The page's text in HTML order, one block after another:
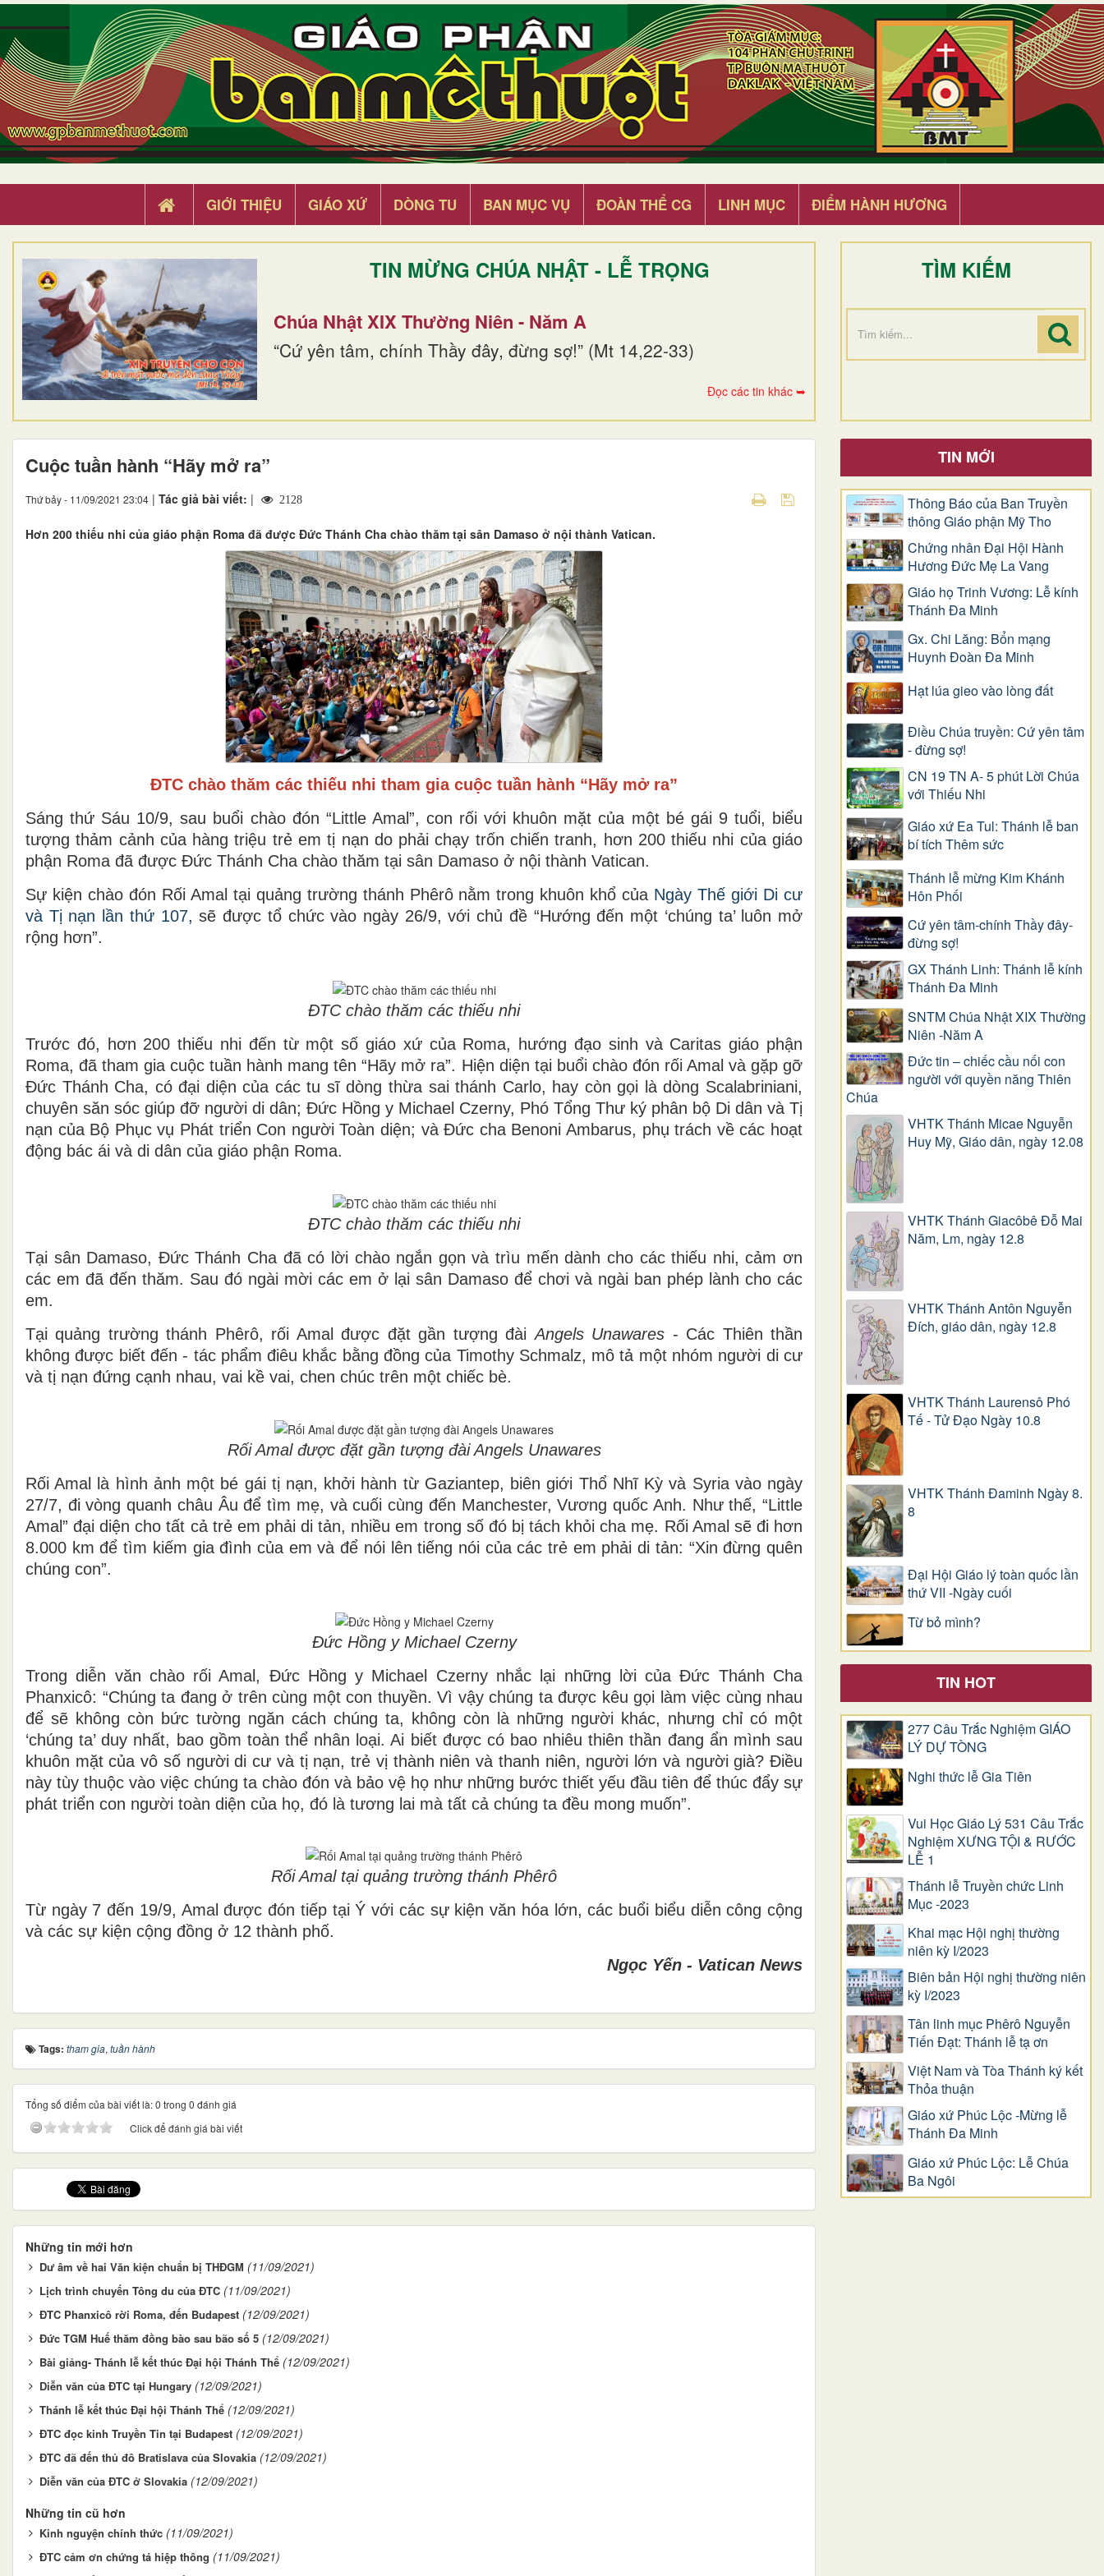
GIỚI THIỆU GIÁO XỨ DÒNG TU BAN MỤC VỤ ĐOÀN THỂ CG LINH MỤC ĐIỂM HÀNH HƯƠNG
TIN MỪNG CHÚA NHẬT - LỄ TRỌNG
Chúa Nhật XIX Thường Niên - Năm A
“Cứ yên tâm, chính Thầy đây, đừng sợ!” (Mt 14,22-33)
Đọc các tin khác ➥
TÌM KIẾM
Cuộc tuần hành “Hãy mở ra”
Thứ bảy - 11/09/2021 23:04 | Tác giả bài viết: | 2128
Hơn 200 thiếu nhi của giáo phận Roma đã được Đức Thánh Cha chào thăm tại sân Damaso ở nội thành Vatican.
ĐTC chào thăm các thiếu nhi tham gia cuộc tuần hành “Hãy mở ra”
Sáng thứ Sáu 10/9, sau buổi chào đón “Little Amal”, con rối với khuôn mặt của một bé gái 9 tuổi, biểu
tượng thảm cảnh của hàng triệu trẻ em tị nạn do phải chạy trốn chiến tranh, hơn 200 thiếu nhi của giáo
phận Roma đã được Đức Thánh Cha chào thăm tại sân Damaso ở nội thành Vatican.
Sự kiện chào đón Rối Amal tại quảng trường thánh Phêrô nằm trong khuôn khổ của Ngày Thế giới Di cư
và Tị nạn lần thứ 107, sẽ được tổ chức vào ngày 26/9, với chủ đề “Hướng đến một ‘chúng ta’ luôn mở
rộng hơn”.
ĐTC chào thăm các thiếu nhi
Trước đó, hơn 200 thiếu nhi đến từ một số giáo xứ của Roma, hướng đạo sinh và Caritas giáo phận
Roma, đã tham gia cuộc tuần hành mang tên “Hãy mở ra”. Hiện diện tại buổi chào đón rối Amal và gặp gỡ
Đức Thánh Cha, có đại diện của các tu sĩ dòng thừa sai thánh Carlo, hay còn gọi là dòng Scalabriniani,
chuyên săn sóc giúp đỡ người di dân; Đức Hồng y Michael Czerny, Phó Tổng Thư ký phân bộ Di dân và Tị
nạn của Bộ Phục vụ Phát triển Con người Toàn diện; và Đức cha Benoni Ambarus, phụ trách về các hoạt
động bác ái và di dân của giáo phận Roma.
ĐTC chào thăm các thiếu nhi
Tại sân Damaso, Đức Thánh Cha đã có lời chào ngắn gọn và trìu mến dành cho các thiếu nhi, cảm ơn
các em đã đến thăm. Sau đó ngài mời các em ở lại sân Damaso để chơi và ngài ban phép lành cho các
em.
Tại quảng trường thánh Phêrô, rối Amal được đặt gần tượng đàiAngels Unawares - Các Thiên thần
không được biết đến - tác phẩm điêu khắc bằng đồng của Timothy Schmalz, mô tả một nhóm người di cư
và tị nạn đứng cạnh nhau, vai kề vai, chen chúc trên một chiếc bè.
Rối Amal được đặt gần tượng đài Angels Unawares
Rối Amal là hình ảnh một bé gái tị nạn, khởi hành từ Gaziantep, biên giới Thổ Nhĩ Kỳ và Syria vào ngày
27/7, đi vòng quanh châu Âu để tìm mẹ, và cuối cùng đến Manchester, Vương quốc Anh. Như thế, “Little
Amal” đại diện cho tất cả trẻ em phải di tản, nhiều em trong số đó bị tách khỏi cha mẹ. Rối Amal sẽ đi hơn
8.000 km để tìm kiếm gia đình của em và để nói lên tiếng nói của các trẻ em phải di tản: “Xin đừng quên
chúng con”.
Đức Hồng y Michael Czerny
Trong diễn văn chào rối Amal, Đức Hồng y Michael Czerny nhắc lại những lời của Đức Thánh Cha
Phanxicô: “Chúng ta đang ở trên cùng một con thuyền. Vì vậy chúng ta được kêu gọi làm việc cùng nhau
để sẽ không còn bức tường ngăn cách chúng ta, không còn là những người khác, nhưng chỉ có một
‘chúng ta’ duy nhất, bao gồm toàn thể nhân loại. Ai biết được có bao nhiêu thiên thần đang ẩn mình sau
khuôn mặt của vô số người di cư và tị nạn, trẻ vị thành niên và thanh niên, người lớn và người già? Điều
này tùy thuộc vào việc chúng ta chào đón và bảo vệ họ như những bước thiết yếu đầu tiên để thúc đẩy sự
phát triển con người toàn diện của họ, đó là tương lai mà tất cả chúng ta đều mong muốn”.
Rối Amal tại quảng trường thánh Phêrô
Từ ngày 7 đến 19/9, Amal được đón tiếp tại Ý với các sự kiện văn hóa lớn, các buổi biểu diễn công cộng
và các sự kiện cộng đồng ở 12 thành phố.
Ngọc Yến - Vatican News
Tags: tham gia, tuần hành
Tổng số điểm của bài viết là: 0 trong 0 đánh giá
Click để đánh giá bài viết
Những tin mới hơn
Dư âm về hai Văn kiện chuẩn bị THĐGM (11/09/2021)
Lịch trình chuyến Tông du của ĐTC (11/09/2021)
ĐTC Phanxicô rời Roma, đến Budapest (12/09/2021)
Đức TGM Huế thăm đồng bào sau bão số 5 (12/09/2021)
Bài giảng- Thánh lễ kết thúc Đại hội Thánh Thể (12/09/2021)
Diễn văn của ĐTC tại Hungary (12/09/2021)
Thánh lễ kết thúc Đại hội Thánh Thể (12/09/2021)
ĐTC đọc kinh Truyền Tin tại Budapest (12/09/2021)
ĐTC đã đến thủ đô Bratislava của Slovakia (12/09/2021)
Diễn văn của ĐTC ở Slovakia (12/09/2021)
Những tin cũ hơn
Kinh nguyện chính thức (11/09/2021)
ĐTC cảm ơn chứng tá hiệp thông (11/09/2021)
TIN MỚI
Thông Báo của Ban Truyền
thông Giáo phận Mỹ Tho
Chứng nhân Đại Hội Hành
Hương Đức Mẹ La Vang
Giáo họ Trinh Vương: Lễ kính
Thánh Đa Minh
Gx. Chi Lăng: Bổn mạng
Huynh Đoàn Đa Minh
Hạt lúa gieo vào lòng đất
Điều Chúa truyền: Cứ yên tâm
- đừng sợ!
CN 19 TN A- 5 phút Lời Chúa
với Thiếu Nhi
Giáo xứ Ea Tul: Thánh lễ ban
bí tích Thêm sức
Thánh lễ mừng Kim Khánh
Hôn Phối
Cứ yên tâm-chính Thầy đây-
đừng sợ!
GX Thánh Linh: Thánh lễ kính
Thánh Đa Minh
SNTM Chúa Nhật XIX Thường
Niên -Năm A
Đức tin – chiếc cầu nối con
người với quyền năng Thiên
Chúa
VHTK Thánh Micae Nguyễn
Huy Mỹ, Giáo dân, ngày 12.08
VHTK Thánh Giacôbê Ðỗ Mai
Năm, Lm, ngày 12.8
VHTK Thánh Antôn Nguyễn
Ðích, giáo dân, ngày 12.8
VHTK Thánh Laurensô Phó
Tế - Tử Đạo Ngày 10.8
VHTK Thánh Đaminh Ngày 8.
8
Đại Hội Giáo lý toàn quốc lần
thứ VII -Ngày cuối
Từ bỏ mình?
TIN HOT
277 Câu Trắc Nghiệm GIÁO
LÝ DỰ TÒNG
Nghi thức lễ Gia Tiên
Vui Học Giáo Lý 531 Câu Trắc
Nghiệm XƯNG TỘI & RƯỚC
LỄ 1
Thánh lễ Truyền chức Linh
Mục -2023
Khai mạc Hội nghị thường
niên kỳ I/2023
Biên bản Hội nghị thường niên
kỳ I/2023
Tân linh mục Phêrô Nguyễn
Tiến Đạt: Thánh lễ tạ ơn
Việt Nam và Tòa Thánh ký kết
Thỏa thuận
Giáo xứ Phúc Lộc -Mừng lễ
Thánh Đa Minh
Giáo xứ Phúc Lộc: Lễ Chúa
Ba Ngôi